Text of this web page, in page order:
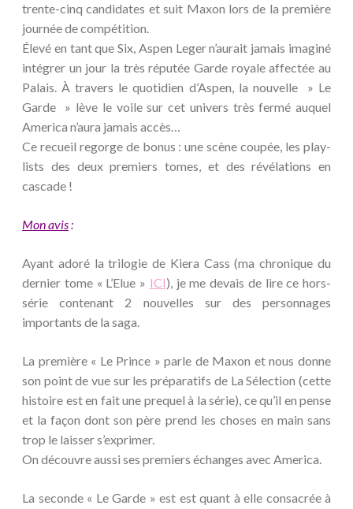
trente-cinq candidates et suit Maxon lors de la première
journée de compétition.
Élevé en tant que Six, Aspen Leger n’aurait jamais imaginé
intégrer un jour la très réputée Garde royale affectée au
Palais. À travers le quotidien d’Aspen, la nouvelle » Le
Garde » lève le voile sur cet univers très fermé auquel
America n’aura jamais accès…
Ce recueil regorge de bonus : une scène coupée, les play-
lists des deux premiers tomes, et des révélations en
cascade !
Mon avis:
Ayant adoré la trilogie de Kiera Cass (ma chronique du
dernier tome « L’Elue » ICI), je me devais de lire ce hors-
série contenant 2 nouvelles sur des personnages
importants de la saga.
La première « Le Prince » parle de Maxon et nous donne
son point de vue sur les préparatifs de La Sélection (cette
histoire est en fait une prequel à la série), ce qu’il en pense
et la façon dont son père prend les choses en main sans
trop le laisser s’exprimer.
On découvre aussi ses premiers échanges avec America.
La seconde « Le Garde » est est quant à elle consacrée à